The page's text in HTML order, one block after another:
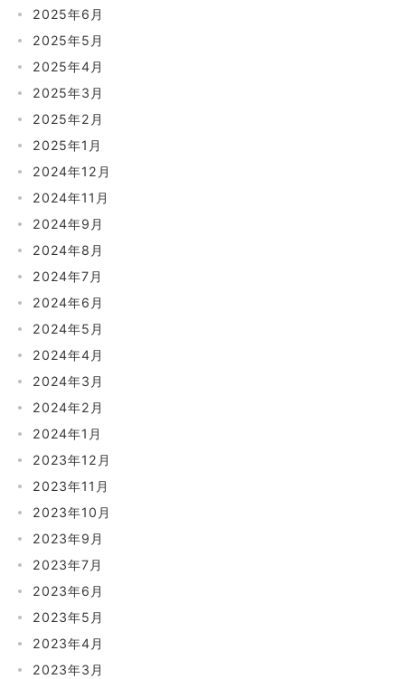
2025年6月
2025年5月
2025年4月
2025年3月
2025年2月
2025年1月
2024年12月
2024年11月
2024年9月
2024年8月
2024年7月
2024年6月
2024年5月
2024年4月
2024年3月
2024年2月
2024年1月
2023年12月
2023年11月
2023年10月
2023年9月
2023年7月
2023年6月
2023年5月
2023年4月
2023年3月